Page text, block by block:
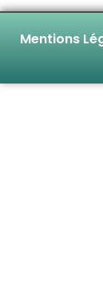
Mentions